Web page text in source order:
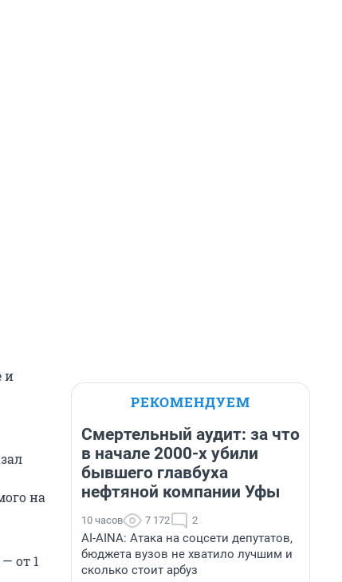
и
на
от 1
РЕКОМЕНДУЕМ
Смертельный аудит: за что
в начале 2000-х убили
бывшего главбуха
нефтяной компании Уфы
10 часов 7 172 2
AI-AINA: Атака на соцсети депутатов,
бюджета вузов не хватило лучшим и
сколько стоит арбуз